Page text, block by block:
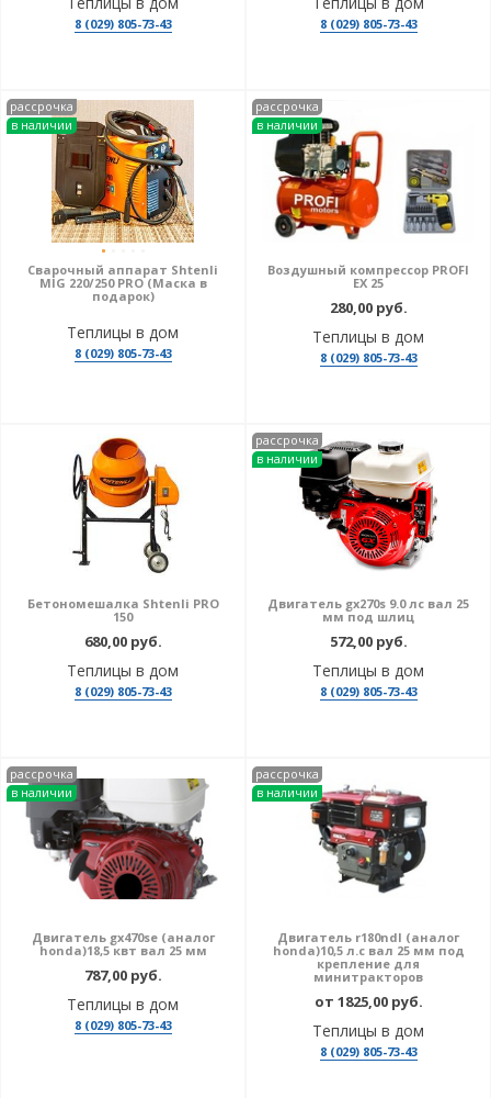
8 (029) 805-73-43 8 (029) 805-73-43
рассрочка
в наличии
Сварочный аппарат Shtenli
MIG 220/250 PRO (Маска в
подарок)
Теплицы в дом
8 (029) 805-73-43
рассрочка
в наличии
Воздушный компрессор PROFI
EX 25
280,00 руб.
Теплицы в дом
8 (029) 805-73-43
Бетономешалка Shtenli PRO
150
680,00 руб.
Теплицы в дом
8 (029) 805-73-43
рассрочка
в наличии
Двигатель gx270s 9.0 лс вал 25
мм под шлиц
572,00 руб.
Теплицы в дом
8 (029) 805-73-43
рассрочка
в наличии
Двигатель gx470sе (аналог
honda)18,5 квт вал 25 мм
787,00 руб.
Теплицы в дом
8 (029) 805-73-43
рассрочка
в наличии
Двигатель r180ndl (аналог
honda)10,5 л.с вал 25 мм под
крепление для
минитракторов
от 1825,00 руб.
Теплицы в дом
8 (029) 805-73-43